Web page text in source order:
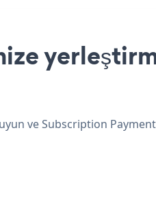
ve Subscription Payment